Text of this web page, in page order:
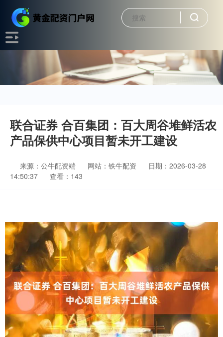
联合证券 合百集团：百大周谷堆鲜活农
产品保供中心项目暂未开工建设
来源：公牛配资端 网站：铁牛配资
日期：2026-03-28
14:50:37
查看：143